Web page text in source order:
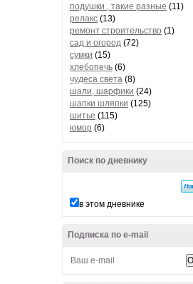
подушки , такие разные (11)
релакс (13)
ремонт строительство (1)
сад и огород (72)
сумки (15)
хлебопечь (6)
чудеса света (8)
шали, шарфики (24)
шапки шляпки (125)
шитье (115)
юмор (6)
Поиск по дневнику
в этом дневнике
Подписка по e-mail